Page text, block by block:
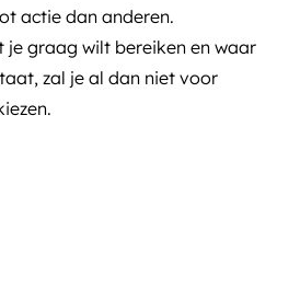
actie dan anderen.
je graag wilt bereiken en waar
zal je al dan niet voor